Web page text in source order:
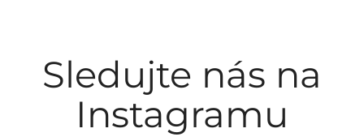
Sledujte nás na
Instagramu